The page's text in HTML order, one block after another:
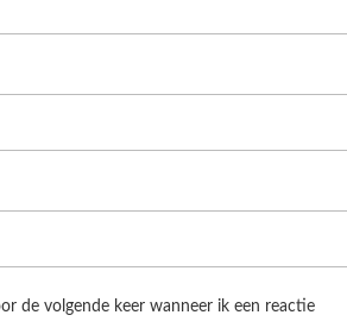
de volgende keer wanneer ik een reactie